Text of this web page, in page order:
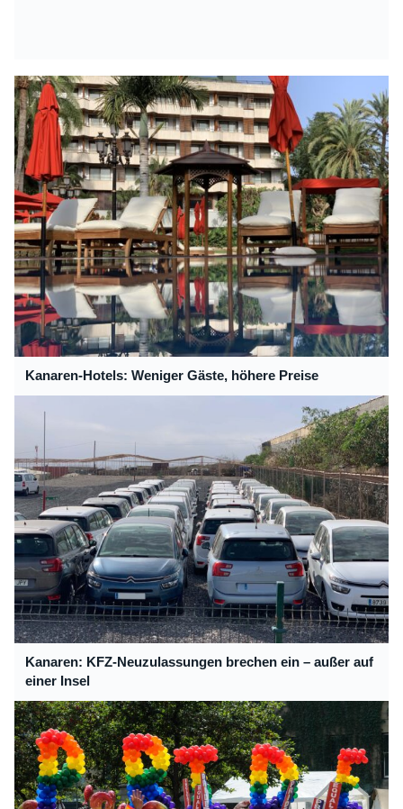
Kanaren-Hotels: Weniger Gäste, höhere Preise
Kanaren: KFZ-Neuzulassungen brechen ein – außer auf
einer Insel